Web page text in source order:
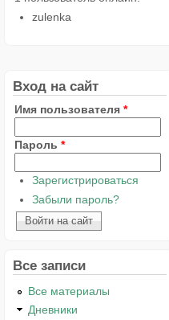
zulenka
Вход на сайт
Имя пользователя *
Пароль *
Зарегистрироваться
Забыли пароль?
Все записи
Все материалы
Дневники